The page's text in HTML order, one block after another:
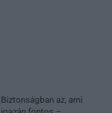
Biztonságban az, ami